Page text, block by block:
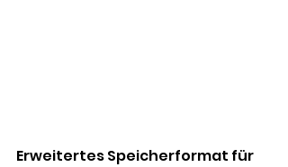
Erweitertes Speicherformat für